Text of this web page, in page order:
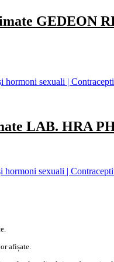
GEDEON
sexuali |
LAB. HRA
sexuali |
afișate.